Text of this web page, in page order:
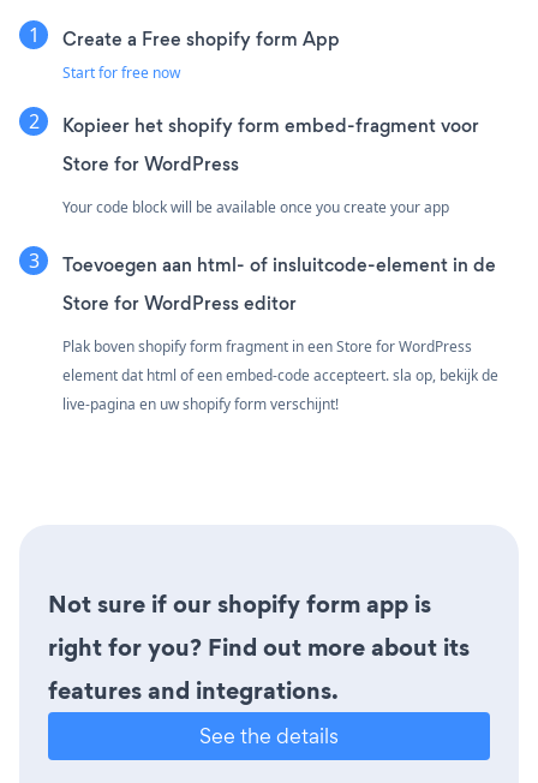
Create a Free shopify form App
Start for free now
Kopieer het shopify form embed-fragment voor
Store for WordPress
Your code block will be available once you create your app
Toevoegen aan html- of insluitcode-element in de
Store for WordPress editor
Plak boven shopify form fragment in een Store for WordPress
element dat html of een embed-code accepteert. sla op, bekijk de
live-pagina en uw shopify form verschijnt!
Not sure if our shopify form app is
right for you? Find out more about its
features and integrations.
See the details